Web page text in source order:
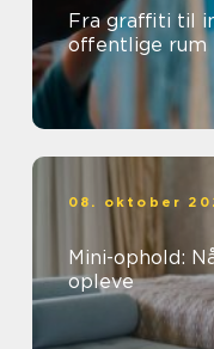
Fra graffiti til
offentlige rum
08. oktober
Mini-ophold:
opleve